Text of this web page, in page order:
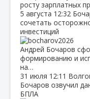
росту зарплатных
5 августа 12:32
сочетать
инвестиций
Андрей Бочаров
формированию и
на…
31 июля 12:11
Бочаров озвучил
БПЛА